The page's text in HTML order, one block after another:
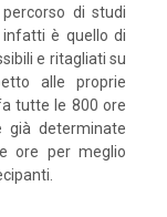
di studi
infatti è quello di
e ritagliati su
alle proprie
tutte le 800 ore
già determinate
ore per meglio